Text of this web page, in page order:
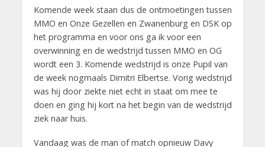
Komende week staan dus de ontmoetingen tussen
MMO en Onze Gezellen en Zwanenburg en DSK op
het programma en voor ons ga ik voor een
overwinning en de wedstrijd tussen MMO en OG
wordt een 3. Komende wedstrijd is onze Pupil van
de week nogmaals Dimitri Elbertse. Vorig wedstrijd
was hij door ziekte niet echt in staat om mee te
doen en ging hij kort na het begin van de wedstrijd
ziek naar huis.
Vandaag was de man of match opnieuw Davy